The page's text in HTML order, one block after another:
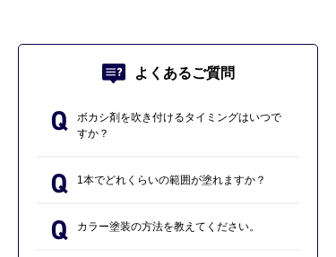
よくあるご質問
ボカシ剤を吹き付けるタイミングはいつで
すか？
1本でどれくらいの範囲が塗れますか？
カラー塗装の方法を教えてください。